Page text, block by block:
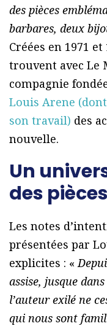
des pièces
barbares, deux
Créées en 1971
trouvent avec Le
compagnie
Louis Arene
son travail) des
nouvelle.
Un
des
Les notes
présentées par
explicites : «
assise, jusque
l’auteur exilé ne
qui nous sont